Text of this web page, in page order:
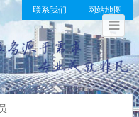
联系我们 网站地图